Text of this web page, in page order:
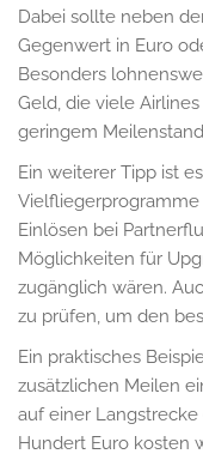
Dabei sollte neben
Gegenwert in Euro
Besonders
Geld, die viele
geringem
Ein weiterer Tipp ist
Einlösen bei
Möglichkeiten für
zugänglich wären.
zu prüfen, um den
Ein praktisches
zusätzlichen Meilen
auf einer
Hundert Euro kosten